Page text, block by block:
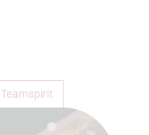
Teamspirit